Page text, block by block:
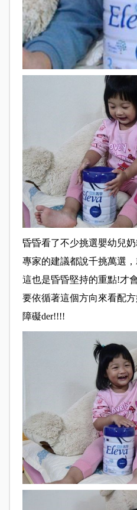
昏昏看了不少挑選嬰幼兒
專家的建議都說千挑萬選
這也是昏昏堅持的重點!才
要依循著這個方向來看配
障礙der!!!!